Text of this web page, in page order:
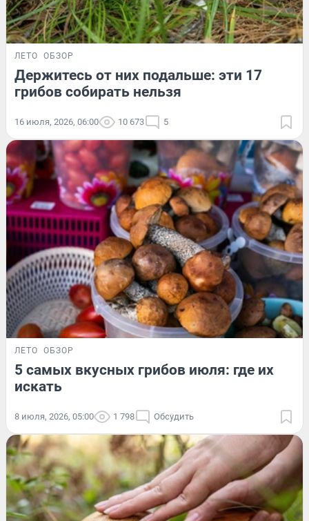
ЛЕТО ОБЗОР
Держитесь от них подальше: эти 17
грибов собирать нельзя
16 июля, 2026, 06:00 10 673 5
ЛЕТО ОБЗОР
5 самых вкусных грибов июля: где их
искать
8 июля, 2026, 05:00 1 798 Обсудить